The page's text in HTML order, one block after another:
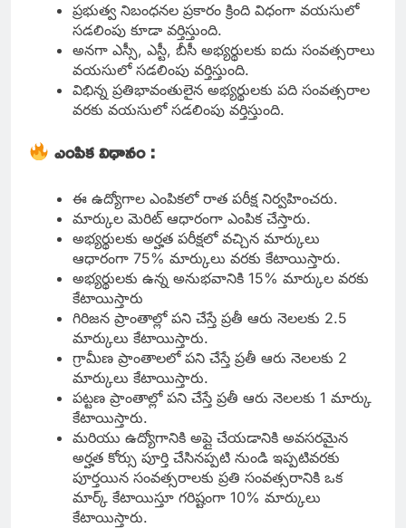
ప్రభుత్వ నిబంధనల ప్రకారం క్రింది విధంగా వయసులో
సడలింపు కూడా వర్తిస్తుంది.
అనగా ఎస్సీ, ఎస్టీ, బీసీ అభ్యర్థులకు ఐదు సంవత్సరాలు
వయసులో సడలింపు వర్తిస్తుంది.
విభిన్న ప్రతిభావంతులైన అభ్యర్థులకు పది సంవత్సరాల
వరకు వయసులో సడలింపు వర్తిస్తుంది.
ఎంపిక విధానం :
ఈ ఉద్యోగాల ఎంపికలో రాత పరీక్ష నిర్వహించరు.
మార్కుల మెరిట్ ఆధారంగా ఎంపిక చేస్తారు.
అభ్యర్థులకు అర్హత పరీక్షలో వచ్చిన మార్కులు
ఆధారంగా 75% మార్కులు వరకు కేటాయిస్తారు.
అభ్యర్థులకు ఉన్న అనుభవానికి 15% మార్కుల వరకు
కేటాయిస్తారు
గిరిజన ప్రాంతాల్లో పని చేస్తే ప్రతీ ఆరు నెలలకు 2.5
మార్కులు కేటాయిస్తారు.
గ్రామీణ ప్రాంతాలలో పని చేస్తే ప్రతీ ఆరు నెలలకు 2
మార్కులు కేటాయిస్తారు.
పట్టణ ప్రాంతాల్లో పని చేస్తే ప్రతీ ఆరు నెలలకు 1 మార్కు
కేటాయిస్తారు.
మరియు ఉద్యోగానికి అప్లై చేయడానికి అవసరమైన
అర్హత కోర్సు పూర్తి చేసినప్పటి నుండి ఇప్పటివరకు
పూర్తయిన సంవత్సరాలకు ప్రతి సంవత్సరానికి ఒక
మార్క్ కేటాయిస్తూ గరిష్టంగా 10% మార్కులు
కేటాయిస్తారు.